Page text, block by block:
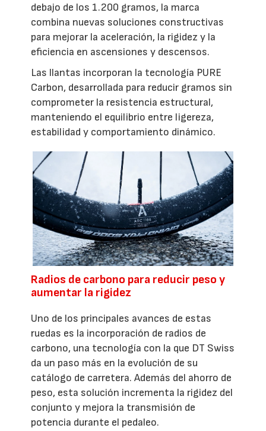
debajo de los 1.200 gramos, la marca
combina nuevas soluciones constructivas
para mejorar la aceleración, la rigidez y la
eficiencia en ascensiones y descensos.
Las llantas incorporan la tecnología PURE
Carbon, desarrollada para reducir gramos sin
comprometer la resistencia estructural,
manteniendo el equilibrio entre ligereza,
estabilidad y comportamiento dinámico.
Radios de carbono para reducir peso y
aumentar la rigidez
Uno de los principales avances de estas
ruedas es la incorporación de radios de
carbono, una tecnología con la que DT Swiss
da un paso más en la evolución de su
catálogo de carretera. Además del ahorro de
peso, esta solución incrementa la rigidez del
conjunto y mejora la transmisión de
potencia durante el pedaleo.